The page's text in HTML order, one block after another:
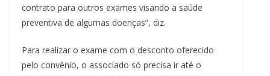
contrato para outros exames visando a saúde
preventiva de algumas doenças”, diz.
Para realizar o exame com o desconto oferecido
pelo convênio, o associado só precisa ir até o